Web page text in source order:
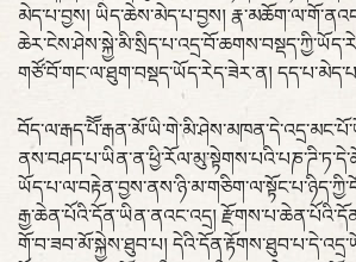
མེད་པ་བྱས། ཡིད་ཆེས་མེད་པ་བྱས།
གཙོ་བོ་གང་ལ་ཐུག་བསྡད་ཡོད་རེད་ཟེར་ན།
རྒྱ་ཆེན་པོའི་དོན་ཡིན་ནའང་འདྲ།
གོ་བ་ཟབ་མོ་སྐྱེས་ཐུབ་པ།